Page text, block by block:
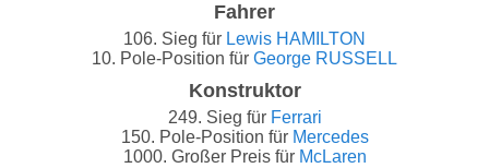
Fahrer
106. Sieg für Lewis HAMILTON
10. Pole-Position für George RUSSELL
Konstruktor
249. Sieg für Ferrari
150. Pole-Position für Mercedes
1000. Großer Preis für McLaren